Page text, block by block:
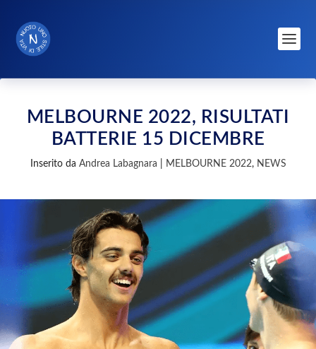
MELBOURNE 2022, RISULTATI
BATTERIE 15 DICEMBRE
Inserito da Andrea Labagnara MELBOURNE 2022, NEWS